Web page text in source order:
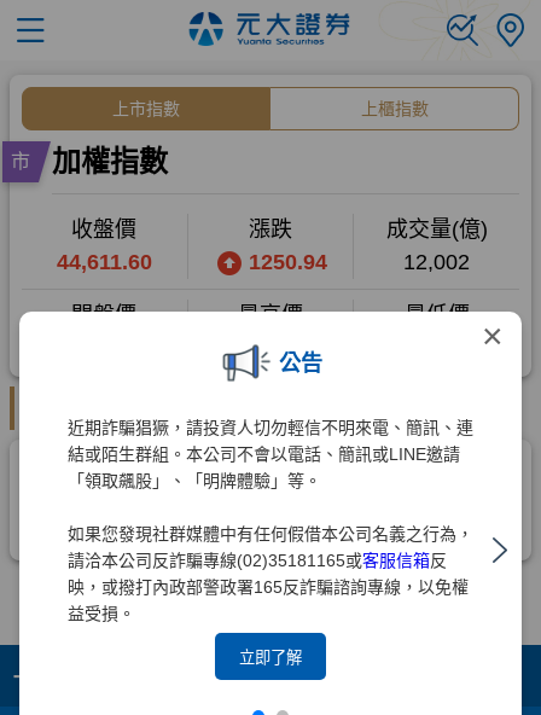
×
公告
近期詐騙猖獗，請投資人切勿輕信不明來電、簡訊、連
結或陌生群組。本公司不會以電話、簡訊或LINE邀請
「領取飆股」、「明牌體驗」等。
如果您發現社群媒體中有任何假借本公司名義之行為，
請洽本公司反詐騙專線(02)35181165或客服信箱反
映，或撥打內政部警政署165反詐騙諮詢專線，以免權
益受損。
立即了解
+